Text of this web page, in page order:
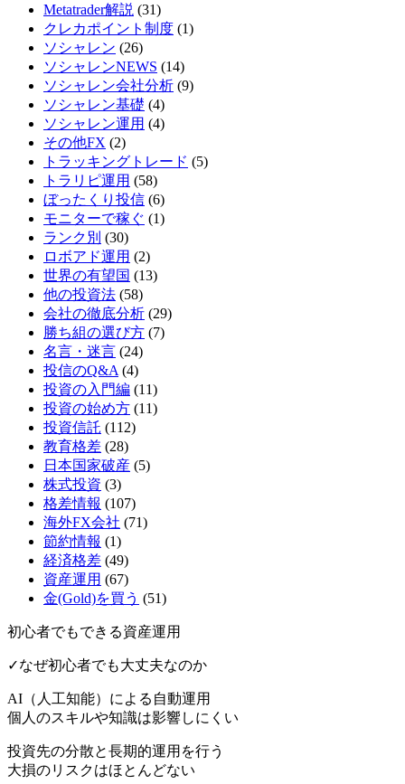
Metatrader解説 (31)
クレカポイント制度 (1)
ソシャレン (26)
ソシャレンNEWS (14)
ソシャレン会社分析 (9)
ソシャレン基礎 (4)
ソシャレン運用 (4)
その他FX (2)
トラッキングトレード (5)
トラリピ運用 (58)
ぼったくり投信 (6)
モニターで稼ぐ (1)
ランク別 (30)
ロボアド運用 (2)
世界の有望国 (13)
他の投資法 (58)
会社の徹底分析 (29)
勝ち組の選び方 (7)
名言・迷言 (24)
投信のQ&A (4)
投資の入門編 (11)
投資の始め方 (11)
投資信託 (112)
教育格差 (28)
日本国家破産 (5)
株式投資 (3)
格差情報 (107)
海外FX会社 (71)
節約情報 (1)
経済格差 (49)
資産運用 (67)
金(Gold)を買う (51)
初心者でもできる資産運用
✓なぜ初心者でも大丈夫なのか
AI（人工知能）による 自動運用
個人のスキルや知識は影響しにくい
投資先の分散と長期的運用を行う
大損のリスクはほとんどない